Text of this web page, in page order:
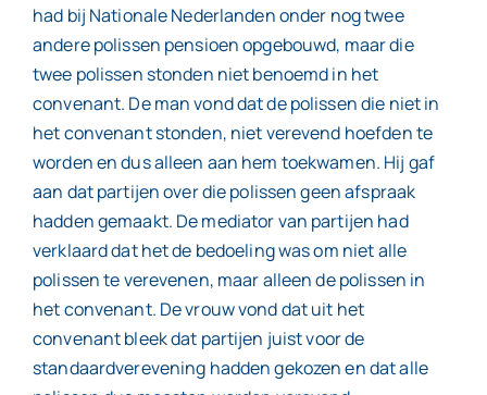
had bij Nationale Nederlanden onder nog twee
andere polissen pensioen opgebouwd, maar die
twee polissen stonden niet benoemd in het
convenant. De man vond dat de polissen die niet in
het convenant stonden, niet verevend hoefden te
worden en dus alleen aan hem toekwamen. Hij gaf
aan dat partijen over die polissen geen afspraak
hadden gemaakt. De mediator van partijen had
verklaard dat het de bedoeling was om niet alle
polissen te verevenen, maar alleen de polissen in
het convenant. De vrouw vond dat uit het
convenant bleek dat partijen juist voor de
standaardverevening hadden gekozen en dat alle